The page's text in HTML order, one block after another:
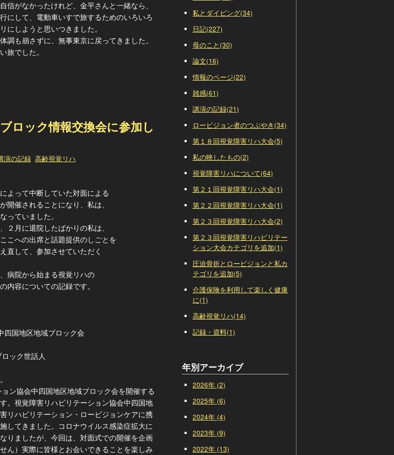
がなかったけれど、金平さんと一緒なら、
にして、電動車いすで旅するためのいろいろ
にしようと思いつきました。
も崩さずに、無事東京に戻ってきました。
旅でした。
ロック情報交換会に参加し
演の記録 高齢視覚リハ
よって中断していた対面による
開催されることになり、私は、
っていました。
月に退院したばかりの私は、
こへの出席と話題提供のしごとを
直して、参加させていただく
病院から始まる視覚リハの
内容についての記録です。
四国地区地域ブロック会
ック世話人
ン協会中四国地区地域ブロック会を開催する
。視覚障害リハビリテーション協会中四国地
リハビリテーション・ロービジョンケアに携
してきました。コロナウイルス感染症拡大に
りましたが、今回は、対面式での開催を企画
ん）実際に皆様とお会いできることを楽しみ
私とダイビング(34)
日記(227)
母のこと(30)
論文(16)
情報のページ(22)
雑感(61)
講演の記録(21)
ロービジョン者のつぶやき(34)
第１８回視覚障害リハ大会(5)
私の映したもの(2)
視覚障害リハについて(64)
第２１回視覚障害リハ大会(1)
第２２回視覚障害リハ大会(1)
第２３回視覚障害リハ大会(2)
第２３回視覚障害リハビリテー
ション大会カテゴリを追加(1)
圧迫骨折とロービジョンと私カ
テゴリを追加(5)
介護保険を利用して楽しく健康
に(1)
高齢視覚リハ(14)
記録・資料(1)
年別アーカイブ
2026年 (2)
2025年 (6)
2024年 (4)
2023年 (9)
2022年 (13)